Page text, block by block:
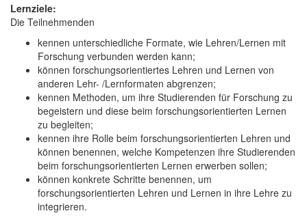
Lernziele:
Die Teilnehmenden
kennen unterschiedliche Formate, wie Lehren/Lernen mit
Forschung verbunden werden kann;
können forschungsorientiertes Lehren und Lernen von
anderen Lehr- /Lernformaten abgrenzen;
kennen Methoden, um ihre Studierenden für Forschung zu
begeistern und diese beim forschungsorientierten Lernen
zu begleiten;
kennen ihre Rolle beim forschungsorientierten Lehren und
können benennen, welche Kompetenzen ihre Studierenden
beim forschungsorientierten Lernen erwerben sollen;
können konkrete Schritte benennen, um
forschungsorientierten Lehren und Lernen in ihre Lehre zu
integrieren.